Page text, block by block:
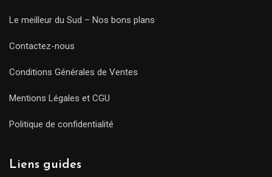
Le meilleur du Sud – Nos bons plans
Contactez-nous
Conditions Générales de Ventes
Mentions Légales et CGU
Politique de confidentialité
Liens guides